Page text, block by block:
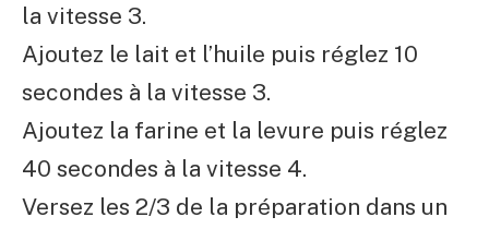
la vitesse 3.
Ajoutez le lait et l’huile puis réglez 10
secondes à la vitesse 3.
Ajoutez la farine et la levure puis réglez
40 secondes à la vitesse 4.
Versez les 2/3 de la préparation dans un